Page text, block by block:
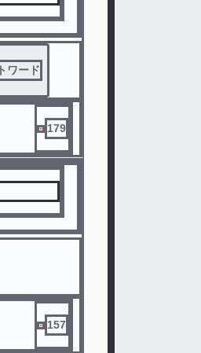
ワード
179
157